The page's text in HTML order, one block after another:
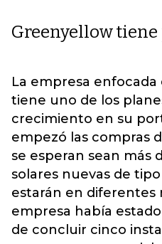
Greenyellow tiene
La empresa
tiene uno de los
crecimiento en su
empezó las compras
se esperan sean más
solares nuevas de
estarán en diferentes
empresa había
de concluir cinco